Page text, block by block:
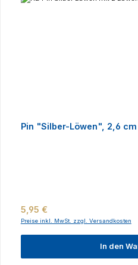
Pin "Silber-Löwen", 2,6 cm
Regulärer Preis:
5,95 €
Preise inkl. MwSt. zzgl. Versandkosten
In den